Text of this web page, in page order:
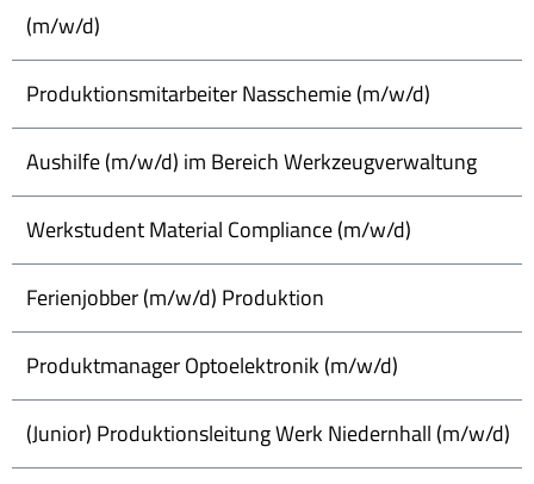
(m/w/d)
Produktionsmitarbeiter Nasschemie (m/w/d)
Aushilfe (m/w/d) im Bereich Werkzeugverwaltung
Werkstudent Material Compliance (m/w/d)
Ferienjobber (m/w/d) Produktion
Produktmanager Optoelektronik (m/w/d)
(Junior) Produktionsleitung Werk Niedernhall (m/w/d)